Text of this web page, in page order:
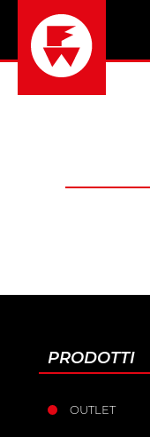
PRODOTTI
OUTLET